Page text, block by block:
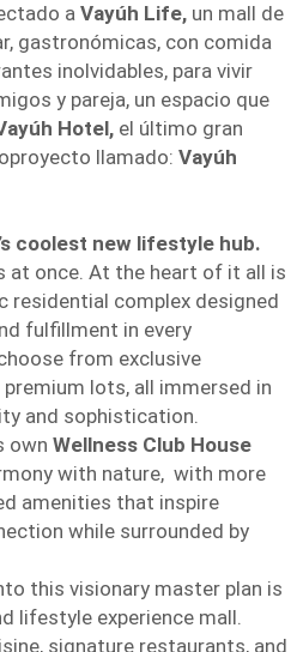
a Vayúh Life, un mall de
gastronómicas, con comida
inolvidables, para vivir
y pareja, un espacio que
Hotel, el último gran
llamado: Vayúh
coolest new lifestyle hub.
at once. At the heart of it all is
residential complex designed
fulfillment in every
from exclusive
lots, all immersed in
and sophistication.
own Wellness Club House
with nature, with more
amenities that inspire
while surrounded by
this visionary master plan is
lifestyle experience mall.
signature restaurants, and